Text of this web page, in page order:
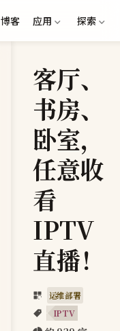
博客 应用 探索
客厅、
书房、
卧室，
任意收
看
IPTV
直播！
运维部署
IPTV